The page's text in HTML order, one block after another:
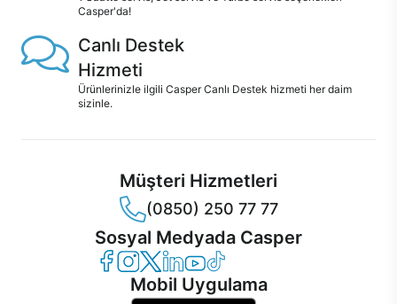
Casper'da!
Canlı Destek
Hizmeti
Ürünlerinizle ilgili Casper Canlı Destek hizmeti her daim
sizinle.
Müşteri Hizmetleri
(0850) 250 77 77
Sosyal Medyada Casper
Casper Facebook
Casper Instagram
Casper Twitter
Casper LinkedIn
Casper YouTube
Casper TikTok
Mobil Uygulama